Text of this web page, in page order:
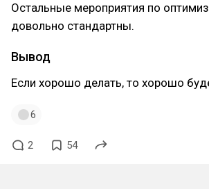
Остальные мероприятия по
довольно стандартны.
Вывод
Если хорошо делать, то хорошо
6
2 54